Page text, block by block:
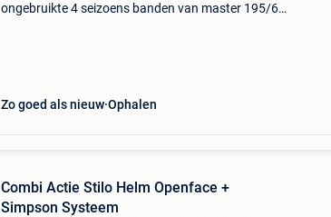
ongebruikte 4 seizoens banden van master 195/65
Zo goed als nieuw Ophalen
Combi Actie Stilo Helm Openface +
Simpson Systeem